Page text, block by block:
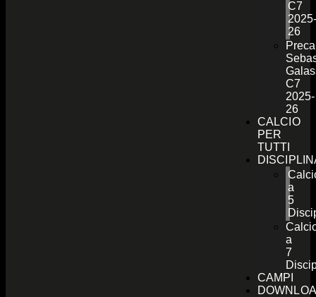
C7
2025-
26
C7
2025-
26
CALCIO
PER
TUTTI
a
5
a
7
CAMPI